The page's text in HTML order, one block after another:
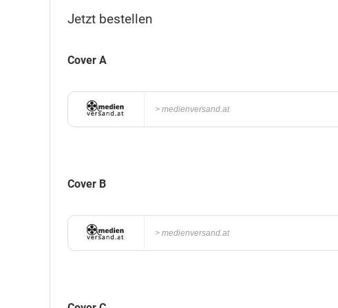
Jetzt bestellen
Cover A
medienversand.at
Cover B
medienversand.at